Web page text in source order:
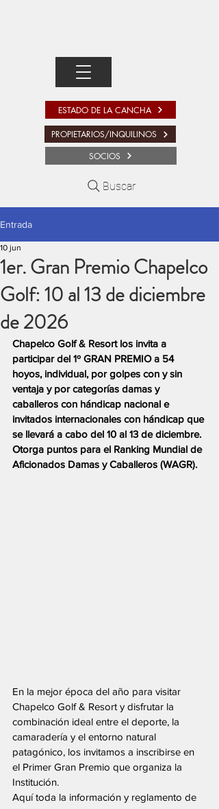
SOCIOS
ESTADO DE LA CANCHA
PROPIETARIOS/INQUILINOS
Buscar
Entrada
1er. Gran Premio Chapelco
Golf: 10 al 13 de diciembre
de 2026
10 jun
Chapelco Golf & Resort los invita a
participar del 1º GRAN PREMIO a 54
hoyos, individual, por golpes con y sin
ventaja y por categorías damas y
caballeros con hándicap nacional e
invitados internacionales con hándicap que
se llevará a cabo del 10 al 13 de diciembre.
Otorga puntos para el Ranking Mundial de
Aficionados Damas y Caballeros (WAGR).
En la mejor época del año para visitar
Chapelco Golf & Resort y disfrutar la
combinación ideal entre el deporte, la
camaradería y el entorno natural
patagónico, los invitamos a inscribirse en
el Primer Gran Premio que organiza la
Institución.
Aquí toda la información y reglamento de